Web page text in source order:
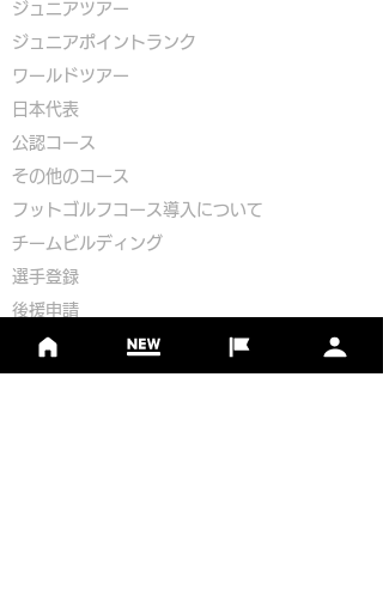
ジュニアツアー
ジュニアポイントランク
​ワールドツアー
​​日本代表
公認コース
​その他のコース
​ フットゴルフコース導入について
​チームビルディング
選手登録​
​後援申請
​イベント依頼
プライバシーポリシー